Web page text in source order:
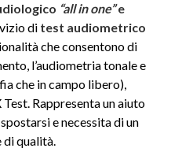
“all in one”e
di test audiometrico
che consentono di
l’audiometria tonale e
che in campo libero),
Rappresenta un aiuto
e necessita di un
qualità.